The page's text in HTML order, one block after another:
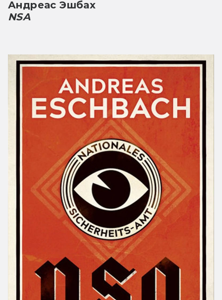
Андреас Эшбах
NSA